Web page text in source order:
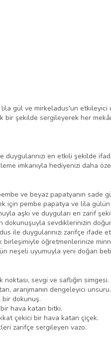
gül ve mirkeladus'un
şekilde sergileyerek her
en etkili şekilde
imkanıyla hediyenizi daha
ve beyaz papatyanın
pembe papatya ve lila gülün
aşkı ve duyguları en zarif
sevdiklerinizin
ile duygularınızı zarifçe ifade
öğretmenlerinize
neşeli uyumuyla yeni doğan
noktası, sevgi ve saflığın simgesi.
aranjmanın dengeleyici unsuru.
dokunuş.
hava katan bitki.
çekici bir hava katan çiçek.
zarifçe sergileyen vazo.